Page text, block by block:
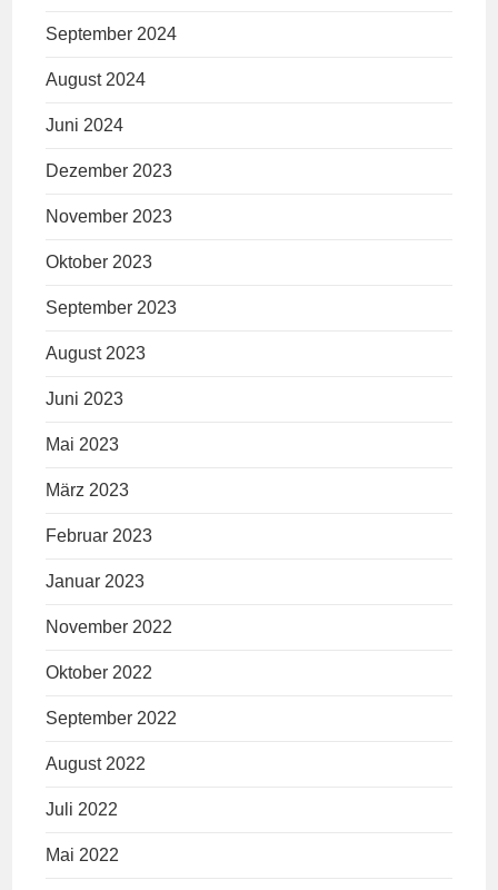
September 2024
August 2024
Juni 2024
Dezember 2023
November 2023
Oktober 2023
September 2023
August 2023
Juni 2023
Mai 2023
März 2023
Februar 2023
Januar 2023
November 2022
Oktober 2022
September 2022
August 2022
Juli 2022
Mai 2022